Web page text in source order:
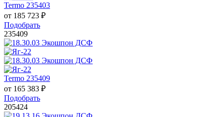
Termo 235403
от 185 723 ₽
Подобрать
235409
Termo 235409
от 165 383 ₽
Подобрать
205424